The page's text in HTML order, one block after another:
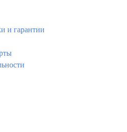
и гарантии